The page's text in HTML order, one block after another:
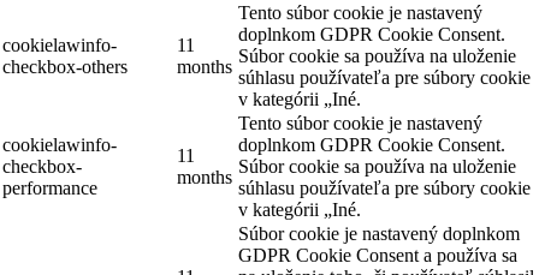
cookielawinfo-
checkbox-others
11
months
Tento súbor cookie je nastavený
doplnkom GDPR Cookie Consent.
Súbor cookie sa používa na uloženie
súhlasu používateľa pre súbory cookie
v kategórii „Iné.
cookielawinfo-
checkbox-
performance
11
months
Tento súbor cookie je nastavený
doplnkom GDPR Cookie Consent.
Súbor cookie sa používa na uloženie
súhlasu používateľa pre súbory cookie
v kategórii „Iné.
Súbor cookie je nastavený doplnkom
GDPR Cookie Consent a používa sa